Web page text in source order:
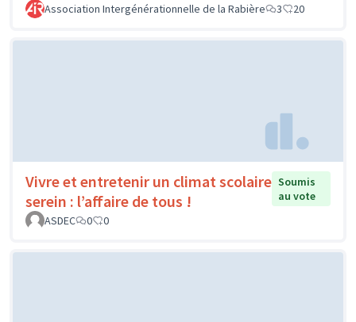
Association Intergénérationnelle de la Rabière
3 20
Vivre et entretenir un climat scolaire
serein : l’affaire de tous !
Soumis
au vote
ASDEC
0 0